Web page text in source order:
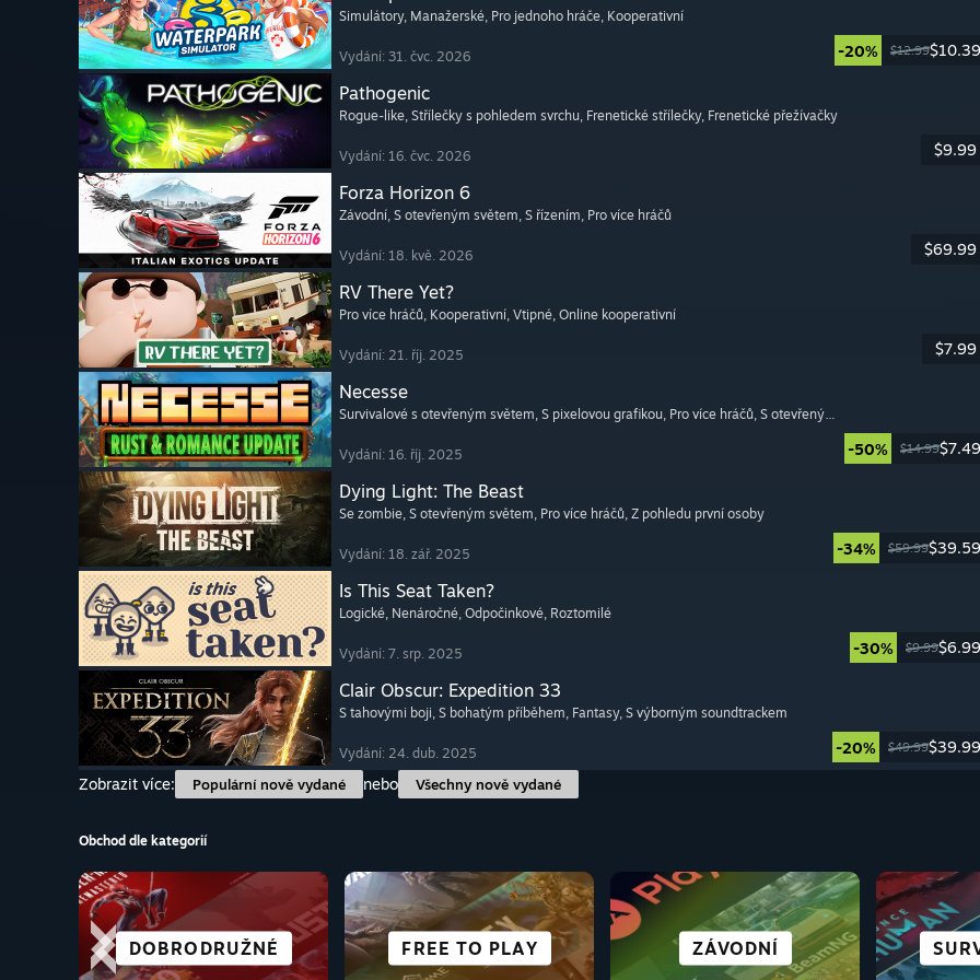
Simulátory, Manažerské, Pro jednoho hráče, Kooperativní
Vydání: 31. čvc. 2026 -20% $12.99$10.39
Pathogenic
Rogue-like, Střílečky s pohledem svrchu, Frenetické střílečky, Frenetické přežívačky
Vydání: 16. čvc. 2026 $9.99
Forza Horizon 6
Závodní, S otevřeným světem, S řízením, Pro více hráčů
Vydání: 18. kvě. 2026 $69.99
RV There Yet?
Pro více hráčů, Kooperativní, Vtipné, Online kooperativní
Vydání: 21. říj. 2025 $7.99
Necesse
Survivalové s otevřeným světem, S pixelovou grafikou, Pro více hráčů, S otevřeným světem
Vydání: 16. říj. 2025 -50% $14.99$7.49
Dying Light: The Beast
Se zombie, S otevřeným světem, Pro více hráčů, Z pohledu první osoby
Vydání: 18. zář. 2025 -34% $59.99$39.59
Is This Seat Taken?
Logické, Nenáročné, Odpočinkové, Roztomilé
Vydání: 7. srp. 2025 -30% $9.99$6.99
Clair Obscur: Expedition 33
S tahovými boji, S bohatým příběhem, Fantasy, S výborným soundtrackem
Vydání: 24. dub. 2025 -20% $49.99$39.99
Zobrazit více:
Populární nově vydané nebo Všechny nově vydané
Obchod dle kategorií
DOBRODRUŽNÉ FREE TO PLAY ZÁVODNÍ
AKČNÍ IDEÁLNÍ PRO DECK
S BOHATÝM
PŘÍBĚHEM
KOOPERATIVNÍ VIZUÁLNÍ NOVELY ANIME
SIMULÁTORY VŠECHNY SPORTY MĚSTA A OSADY